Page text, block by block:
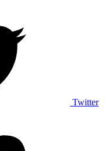
Twitter